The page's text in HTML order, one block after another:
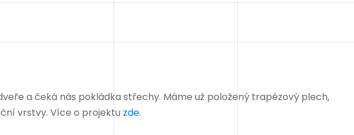
a čeká nás pokládka střechy. Máme už položený trapézový plech,
vrstvy. Více o projektu zde.